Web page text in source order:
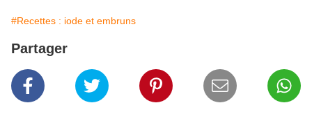
#Recettes : iode et embruns
Partager